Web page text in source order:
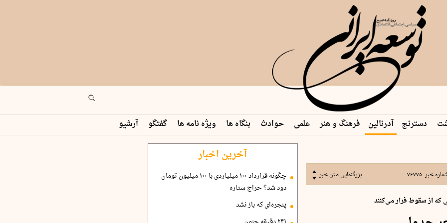
م…
دسترنج آدرنالین فرهنگ و هنر علمی حوادث بنگاه ها ویژه نامه ها گفتگو آرشیو
خبر:۷۶۷۷۵ بزرگنمایی متن خبر
که از سقوط فرار می‌کنند
آخرین اخبار
چگونه قرارداد ۱۰۰ میلیاردی با ۱۰۰ میلیون تومان
دود شد؟ حراج ستاره
پنجره‌ای که باز نشد